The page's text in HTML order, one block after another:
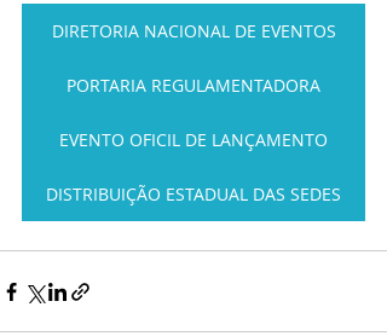
DIRETORIA NACIONAL DE EVENTOS
PORTARIA REGULAMENTADORA
EVENTO OFICIL DE LANÇAMENTO
DISTRIBUIÇÃO ESTADUAL DAS SEDES